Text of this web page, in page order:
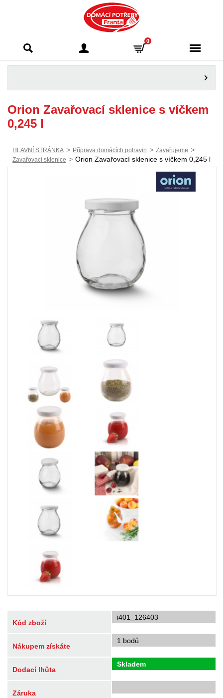
Franta - Příbram
0
Orion Zavařovací sklenice s víčkem
0,245 l
HLAVNÍ STRÁNKA > Příprava domácích potravin > Zavařujeme >
Zavařovací sklenice > Orion Zavařovací sklenice s víčkem 0,245 l
Kód zboží
i401_126403
Nákupem získáte
1 bodů
Dodací lhůta
Skladem
Záruka